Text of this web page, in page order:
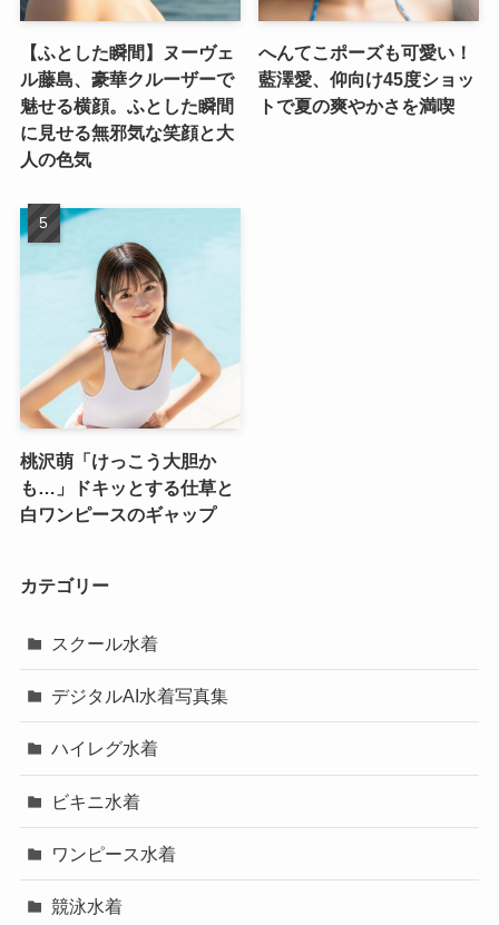
【ふとした瞬間】ヌーヴェ
ル藤島、豪華クルーザーで
魅せる横顔。ふとした瞬間
に見せる無邪気な笑顔と大
人の色気
へんてこポーズも可愛い！
藍澤愛、仰向け45度ショッ
トで夏の爽やかさを満喫
桃沢萌「けっこう大胆か
も…」ドキッとする仕草と
白ワンピースのギャップ
カテゴリー
スクール水着
デジタルAI水着写真集
ハイレグ水着
ビキニ水着
ワンピース水着
競泳水着